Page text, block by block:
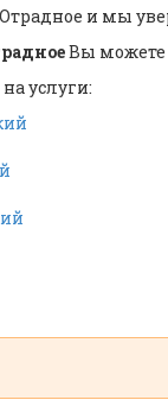
и мы
Вы можете
услуги: